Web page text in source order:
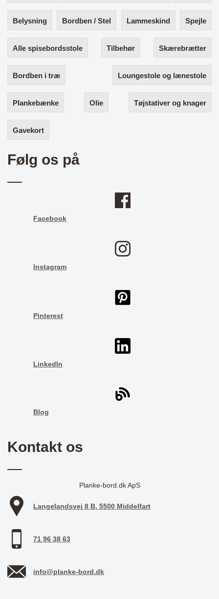
Belysning Bordben / Stel Lammeskind Spejle
Alle spisebordsstole Tilbehør Skærebrætter
Bordben i træ Loungestole og lænestole
Plankebænke Olie Tøjstativer og knager
Gavekort
Følg os på
Facebook
Instagram
Pinterest
LinkedIn
Blog
Kontakt os
Planke-bord.dk ApS
Langelandsvej 8 B, 5500 Middelfart
71 96 38 63
info@planke-bord.dk